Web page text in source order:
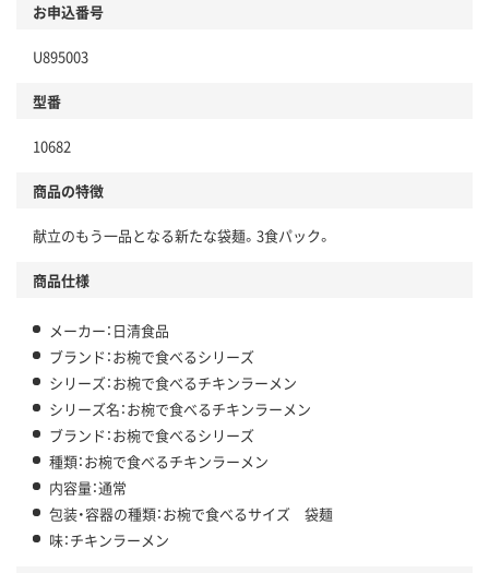
お申込番号
U895003
型番
10682
商品の特徴
献立のもう一品となる新たな袋麺。3食パック。
商品仕様
メーカー：日清食品
ブランド：お椀で食べるシリーズ
シリーズ：お椀で食べるチキンラーメン
シリーズ名：お椀で食べるチキンラーメン
ブランド：お椀で食べるシリーズ
種類：お椀で食べるチキンラーメン
内容量：通常
包装・容器の種類：お椀で食べるサイズ 袋麺
味：チキンラーメン